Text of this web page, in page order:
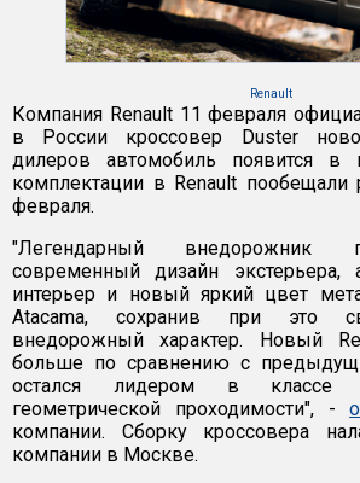
Renault
Компания Renault 11 февраля
в России кроссовер Duster
дилеров автомобиль появится
комплектации в Renault
февраля.
"Легендарный внедорожник
современный дизайн экстерьера,
интерьер и новый яркий цвет
Atacama, сохранив при это
внедорожный характер. Новый
больше по сравнению с
остался лидером в классе
геометрической проходимости", -
компании. Сборку кроссовера
компании в Москве.